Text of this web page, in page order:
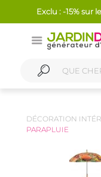
Exclu : -15% sur
DÉCORATION
PARAPLUIE